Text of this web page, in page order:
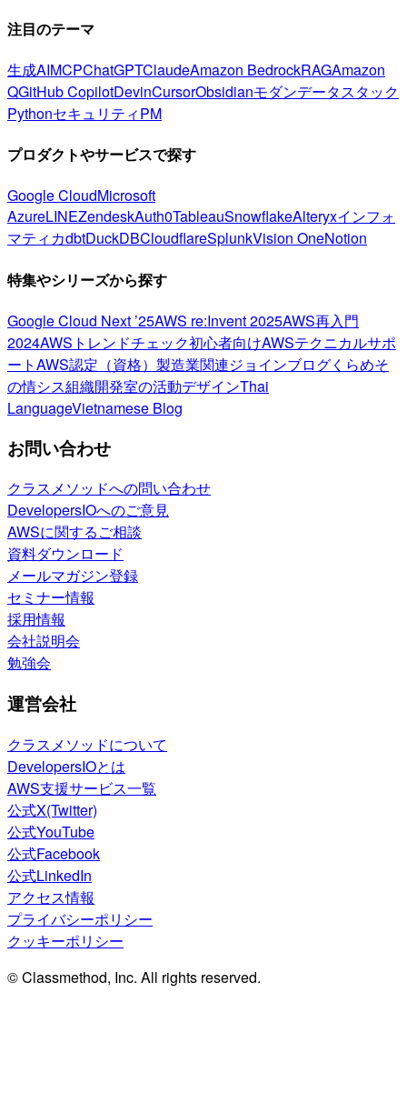
注目のテーマ
生成AIMCPChatGPTClaudeAmazon BedrockRAGAmazon
QGitHub CopilotDevinCursorObsidianモダンデータスタック
PythonセキュリティPM
プロダクトやサービスで探す
Google CloudMicrosoft
AzureLINEZendeskAuth0TableauSnowflakeAlteryxインフォ
マティカdbtDuckDBCloudflareSplunkVision OneNotion
特集やシリーズから探す
Google Cloud Next ’25AWS re:Invent 2025AWS再入門
2024AWSトレンドチェック初心者向けAWSテクニカルサポ
ートAWS認定（資格） 製造業関連ジョインブログくらめそ
の情シス組織開発室の活動デザインThai
LanguageVietnamese Blog
お問い合わせ
クラスメソッドへの問い合わせ
DevelopersIOへのご意見
AWSに関するご相談
資料ダウンロード
メールマガジン登録
セミナー情報
採用情報
会社説明会
勉強会
運営会社
クラスメソッドについて
DevelopersIOとは
AWS支援サービス一覧
公式X(Twitter)
公式YouTube
公式Facebook
公式LinkedIn
アクセス情報
プライバシーポリシー
クッキーポリシー
© Classmethod, Inc. All rights reserved.